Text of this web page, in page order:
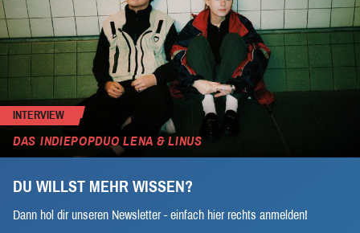
INTERVIEW
DAS INDIEPOPDUO LENA & LINUS
DU WILLST MEHR WISSEN?
Dann hol dir unseren Newsletter - einfach hier rechts anmelden!